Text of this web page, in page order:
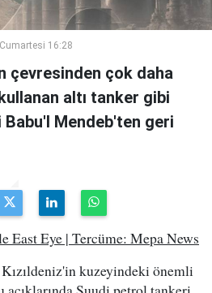
16:28
çevresinden çok daha
altı tanker gibi
Babu'l Mendeb'ten geri
East Eye | Tercüme: Mepa News
kuzeyindeki önemli